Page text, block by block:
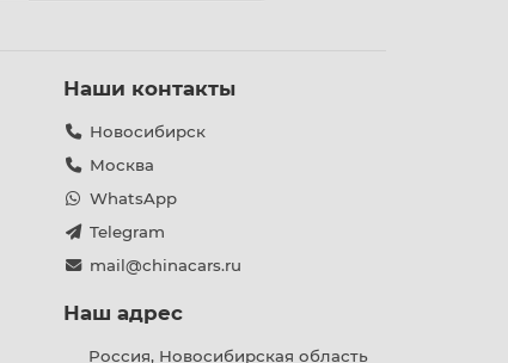
Наши контакты
Новосибирск
Москва
WhatsApp
Telegram
mail@chinacars.ru
Наш адрес
Россия, Новосибирская область